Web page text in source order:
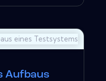
Aufbaus